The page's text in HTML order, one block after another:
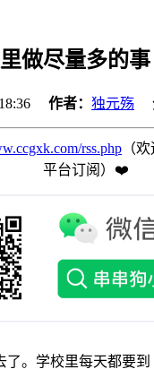
做尽量多的事
18:36 作者： 独元殇
rss.php （
平台订阅️）❤️
了。学校里每天都要到